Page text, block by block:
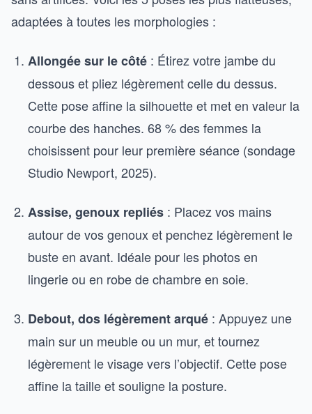
adaptées à toutes les morphologies :
Allongée sur le côté : Étirez votre jambe du
dessous et pliez légèrement celle du dessus.
Cette pose affine la silhouette et met en valeur la
courbe des hanches. 68 % des femmes la
choisissent pour leur première séance (sondage
Studio Newport, 2025).
Assise, genoux repliés : Placez vos mains
autour de vos genoux et penchez légèrement le
buste en avant. Idéale pour les photos en
lingerie ou en robe de chambre en soie.
Debout, dos légèrement arqué : Appuyez une
main sur un meuble ou un mur, et tournez
légèrement le visage vers l’objectif. Cette pose
affine la taille et souligne la posture.